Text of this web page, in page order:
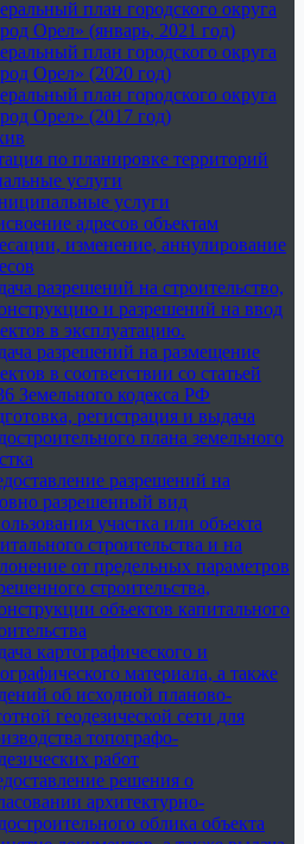
план городского округа
Орел» (январь, 2021 год)
план городского округа
Орел» (2020 год)
план городского округа
Орел» (2017 год)
по планировке территорий
услуги
услуги
адресов объектам
изменение, аннулирование
разрешений на строительство,
и разрешений на ввод
в эксплуатацию.
разрешений на размещение
в соответствии со статьей
Земельного кодекса РФ
регистрация и выдача
плана земельного
разрешений на
разрешенный вид
участка или объекта
строительства и на
от предельных параметров
строительства,
объектов капитального
картографического и
материала, а также
об исходной планово-
геодезической сети для
топографо-
работ
решения о
архитектурно-
облика объекта